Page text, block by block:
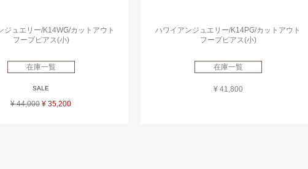
ジュエリー/K14WG/カットアウト
フープピアス(小)
在庫一覧
SALE
¥ 44,000 ¥ 35,200
ハワイアンジュエリー/K14PG/カットアウト
フープピアス(小)
在庫一覧
¥ 41,800